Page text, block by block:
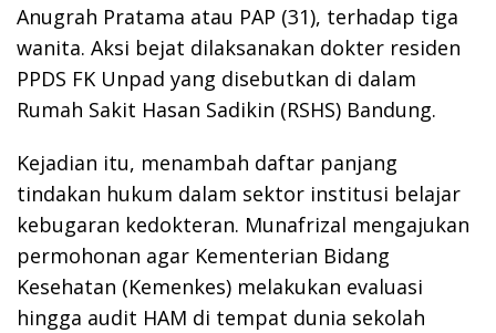
Anugrah Pratama atau PAP (31), terhadap tiga
wanita. Aksi bejat dilaksanakan dokter residen
PPDS FK Unpad yang disebutkan di dalam
Rumah Sakit Hasan Sadikin (RSHS) Bandung.
Kejadian itu, menambah daftar panjang
tindakan hukum dalam sektor institusi belajar
kebugaran kedokteran. Munafrizal mengajukan
permohonan agar Kementerian Bidang
Kesehatan (Kemenkes) melakukan evaluasi
hingga audit HAM di tempat dunia sekolah